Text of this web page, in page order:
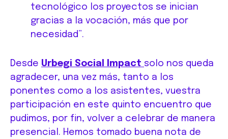
tecnológico los proyectos se inician
gracias a la vocación, más que por
necesidad”.
Desde Urbegi Social Impact solo nos queda
agradecer, una vez más, tanto a los
ponentes como a los asistentes, vuestra
participación en este quinto encuentro que
pudimos, por fin, volver a celebrar de manera
presencial. Hemos tomado buena nota de